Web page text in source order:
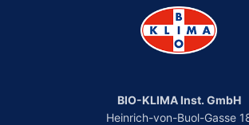
BIO-KLIMA Inst. GmbH
Heinrich-von-Buol-Gasse